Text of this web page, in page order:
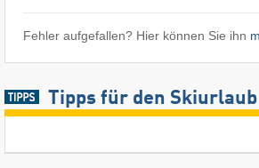
Fehler aufgefallen? Hier können Sie ihn
Tipps für den Skiurlaub